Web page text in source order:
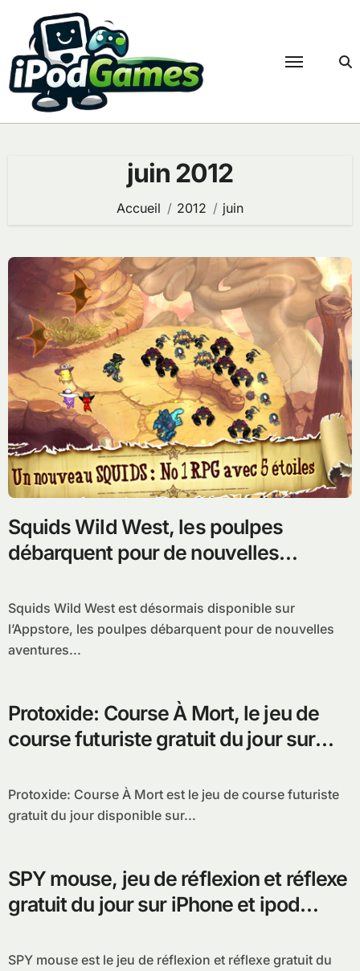
contenu
juin 2012
Accueil 2012 juin
Squids Wild West, les poulpes
débarquent pour de nouvelles
iPad
Squids Wild West est désormais disponible sur
l’Appstore, les poulpes débarquent pour de nouvelles
aventures...
Protoxide: Course À Mort, le jeu de
course futuriste gratuit du jour sur
Protoxide: Course À Mort est le jeu de course futuriste
gratuit du jour disponible sur...
SPY mouse, jeu de réflexion et réflexe
gratuit du jour sur iPhone et ipod
SPY mouse est le jeu de réflexion et réflexe gratuit du